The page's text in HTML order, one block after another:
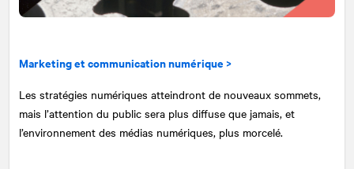
Marketing et communication numérique >
Les stratégies numériques atteindront de nouveaux sommets,
mais l’attention du public sera plus diffuse que jamais, et
l’environnement des médias numériques, plus morcelé.